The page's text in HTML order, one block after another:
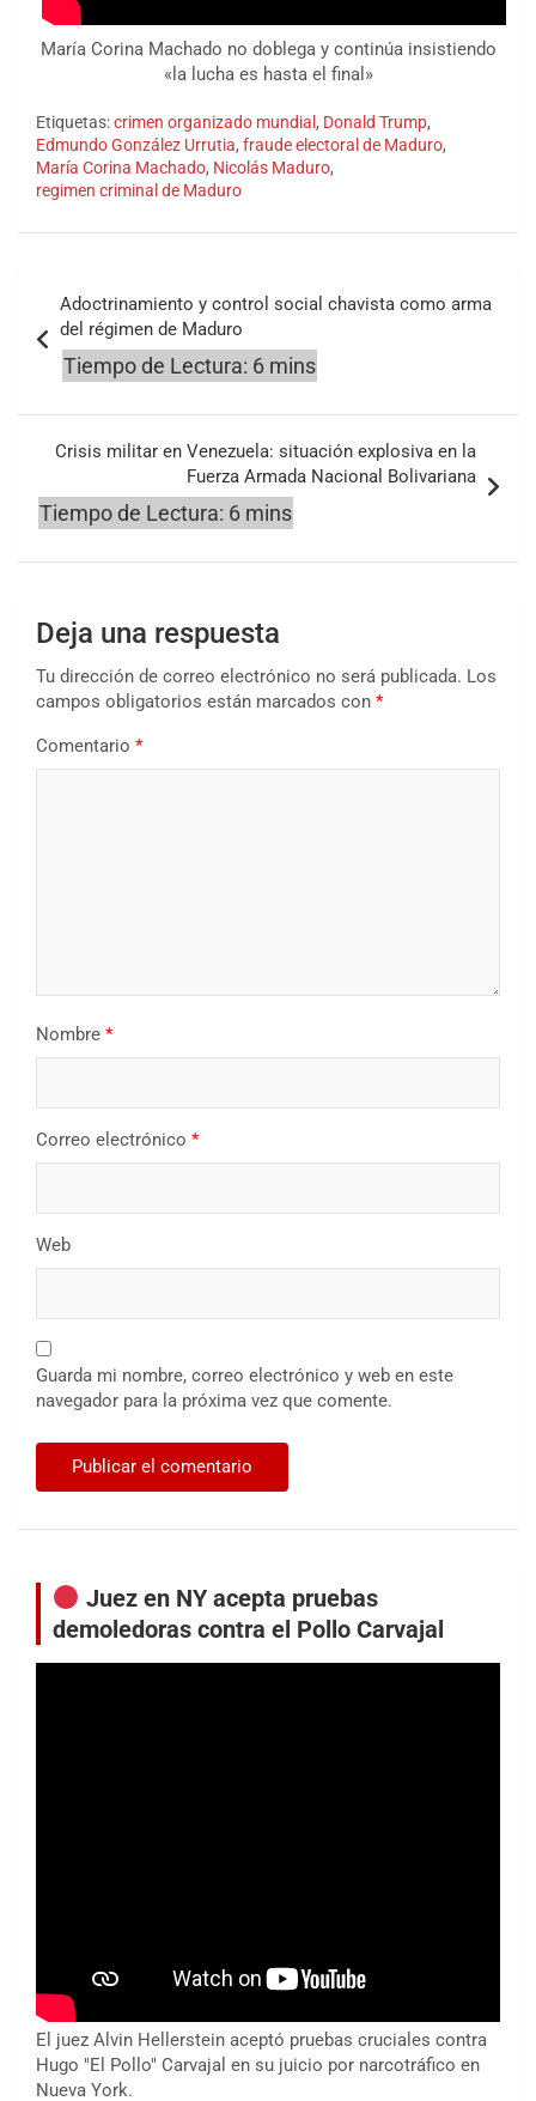
María Corina Machado no doblega y continúa insistiendo
«la lucha es hasta el final»
Etiquetas:crimen organizado mundial , Donald Trump,
Edmundo González Urrutia, fraude electoral de Maduro,
María Corina Machado, Nicolás Maduro,
regimen criminal de Maduro
de
entradas
Adoctrinamiento y control social chavista como arma
del régimen de Maduro
Crisis militar en Venezuela: situación explosiva en la
Fuerza Armada Nacional Bolivariana
Deja una respuesta
Tu dirección de correo electrónico no será publicada. Los
campos obligatorios están marcados con *
Comentario *
Nombre *
Correo electrónico *
Web
Guarda mi nombre, correo electrónico y web en este
navegador para la próxima vez que comente.
Juez en NY acepta pruebas
demoledoras contra el Pollo Carvajal
El juez Alvin Hellerstein aceptó pruebas cruciales contra
Hugo "El Pollo" Carvajal en su juicio por narcotráfico en
Nueva York.